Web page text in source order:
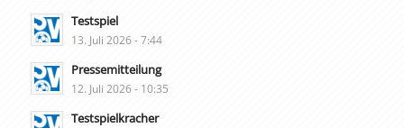
Testspiel
13. Juli 2026 - 7:44
Pressemitteilung
12. Juli 2026 - 10:35
Testspielkracher